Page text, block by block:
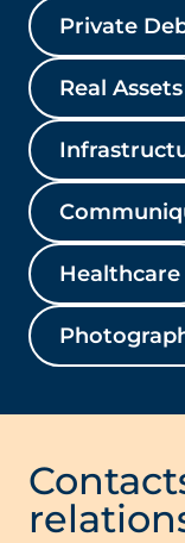
Private
Real Assets
Healthcare